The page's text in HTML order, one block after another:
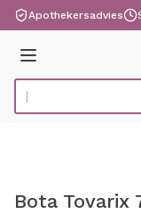
Ga naar de inhoud
Apothekersadvies
Menu
Product, merk,
Bota Tovarix